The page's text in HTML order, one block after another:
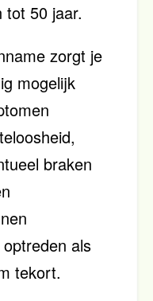
tot 50 jaar.
zorgt je
mogelijk
braken
als
tekort.